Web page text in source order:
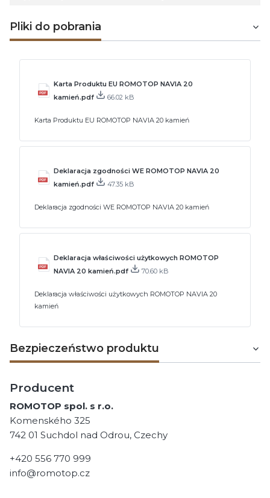
Pliki do pobrania
Karta Produktu EU ROMOTOP NAVIA 20
kamień.pdf
66.02 kB
Karta Produktu EU ROMOTOP NAVIA 20 kamień
Deklaracja zgodności WE ROMOTOP NAVIA 20
kamień.pdf
47.35 kB
Deklaracja zgodności WE ROMOTOP NAVIA 20 kamień
Deklaracja właściwości użytkowych ROMOTOP
NAVIA 20 kamień.pdf
70.60 kB
Deklaracja właściwości użytkowych ROMOTOP NAVIA 20
kamień
Bezpieczeństwo produktu
Producent
ROMOTOP spol. s r.o.
Komenského 325
742 01 Suchdol nad Odrou, Czechy
+420 556 770 999
info@romotop.cz